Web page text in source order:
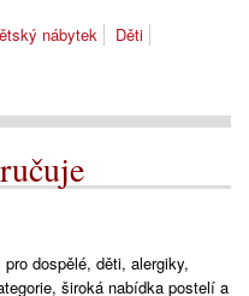
nábytek
Děti
dospělé, děti, alergiky,
široká nabídka postelí a